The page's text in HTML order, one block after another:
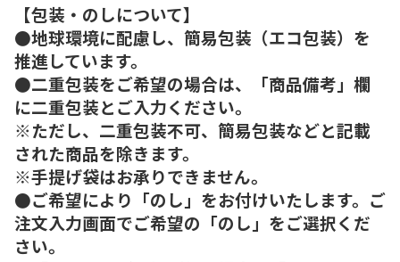
【包装・のしについて】
●地球環境に配慮し、簡易包装（エコ包装）を
推進しています。
●二重包装をご希望の場合は、「商品備考」欄
に二重包装とご入力ください。
※ただし、二重包装不可、簡易包装などと記載
された商品を除きます。
※手提げ袋はお承りできません。
●ご希望により「のし」をお付けいたします。ご
注文入力画面でご希望の「のし」をご選択くだ
さい。